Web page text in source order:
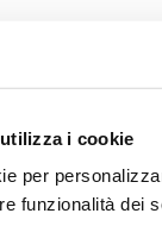
i cookie
per
funzionalità dei
ESG dei
di contribuire alla
aderenza
di cultura, e di